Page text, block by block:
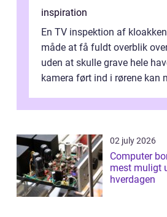
inspiration
En TV inspektion af
måde at få fuldt overblik
uden at skulle grave hele
kamera ført ind i rørene kan
02 july 2026
Computer
mest muligt
hverdagen